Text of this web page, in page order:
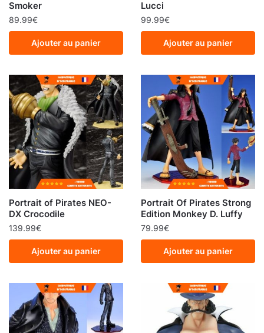
Smoker
89.99€
Ajouter au panier
Lucci
99.99€
Ajouter au panier
Portrait of Pirates NEO-
DX Crocodile
139.99€
Ajouter au panier
Portrait Of Pirates Strong
Edition Monkey D. Luffy
79.99€
Ajouter au panier